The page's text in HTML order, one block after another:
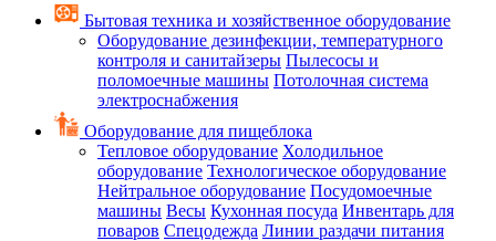
Бытовая техника и хозяйственное оборудование
Оборудование дезинфекции, температурного
контроля и санитайзеры Пылесосы и
поломоечные машины Потолочная система
электроснабжения
Оборудование для пищеблока
Тепловое оборудование Холодильное
оборудование Технологическое оборудование
Нейтральное оборудование Посудомоечные
машины Весы Кухонная посуда Инвентарь для
поваров Спецодежда Линии раздачи питания